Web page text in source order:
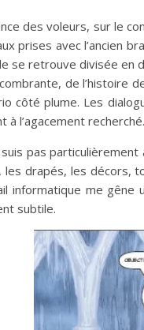
des voleurs, sur le
avec l’ancien
se retrouve divisée
de
plume. Les
l’agacement recherché.
suis pas
drapés, les décors,
informatique me
subtile.